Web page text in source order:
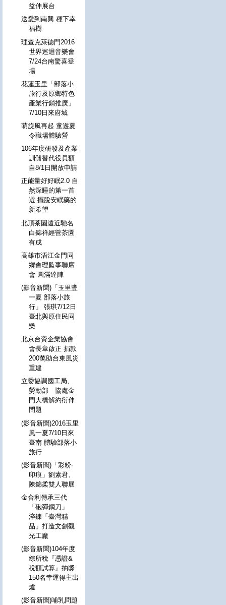
益伸展台
送愛到南興 種下幸
福樹
理查克萊德門2016
世界巡迴音樂會
7/24台南驚喜登
場
花蓮玉里「部落小
旅行及原鄉特色
產業行銷推廣」
7/10日來府城
萌旋風再起 童遊夏
令職場體驗營
106年度研發及產業
訓儲替代役員額
自8/1日開放申請
正能量好好眠2.0 自
然深睡的第一首
選 擺脫安眠藥的
新希望
北頂茶園遠近馳名
白錦祥經營茶園
有成
高雄市浯江金門同
鄉會理監事聯席
會 圓滿達陣
(影音新聞)「玉里豐
一夏 部落小旅
行」 張琪7/12日
臺北與原住民同
樂
北京台資企業協會
會長章啟正 捐款
200萬助台東風災
重建
立委協調國工局、
勞動部 協處金
門大橋解約衍伸
問題
(影音新聞)2016玉里
風一夏7/10日來
臺南 體驗部落小
旅行
(影音新聞)「彩粉‧
印痕」劉素君、
陳錦柔雙人聯展
金合利傳承三代
「砲彈鋼刀」
淬鍊「臺灣精
品」打造文創觀
光工廠
(影音新聞)104年度
綜所稅『憑證&
稅額試算』抽獎
150名幸運得主出
爐
(影音新聞)哺乳問題